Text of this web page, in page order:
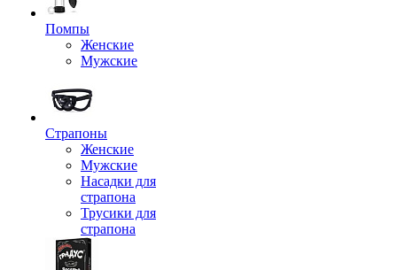
Помпы
Женские
Мужские
Страпоны
Женские
Мужские
Насадки для
страпона
Трусики для
страпона